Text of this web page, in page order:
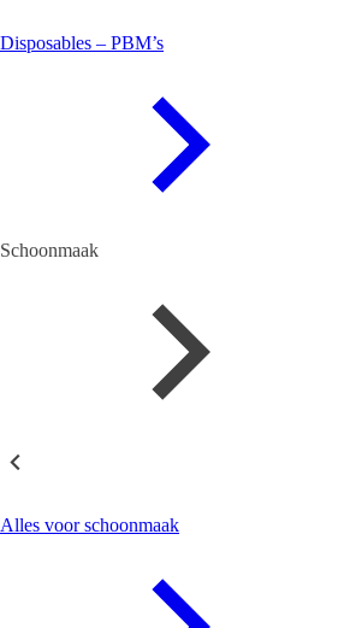
Disposables – PBM’s
Schoonmaak
Alles voor schoonmaak